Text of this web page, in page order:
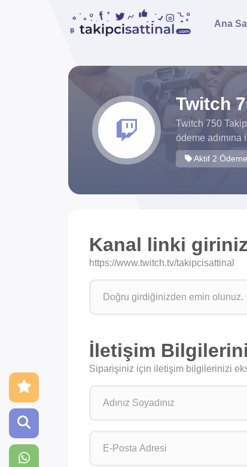
Ana
Twitch
Twitch 750
ödeme adımına
Aktif 2
Kanal linki
https://www.twitch.tv/takipcisattinal
İletişim
Siparişiniz için iletişim bilgilerinizi